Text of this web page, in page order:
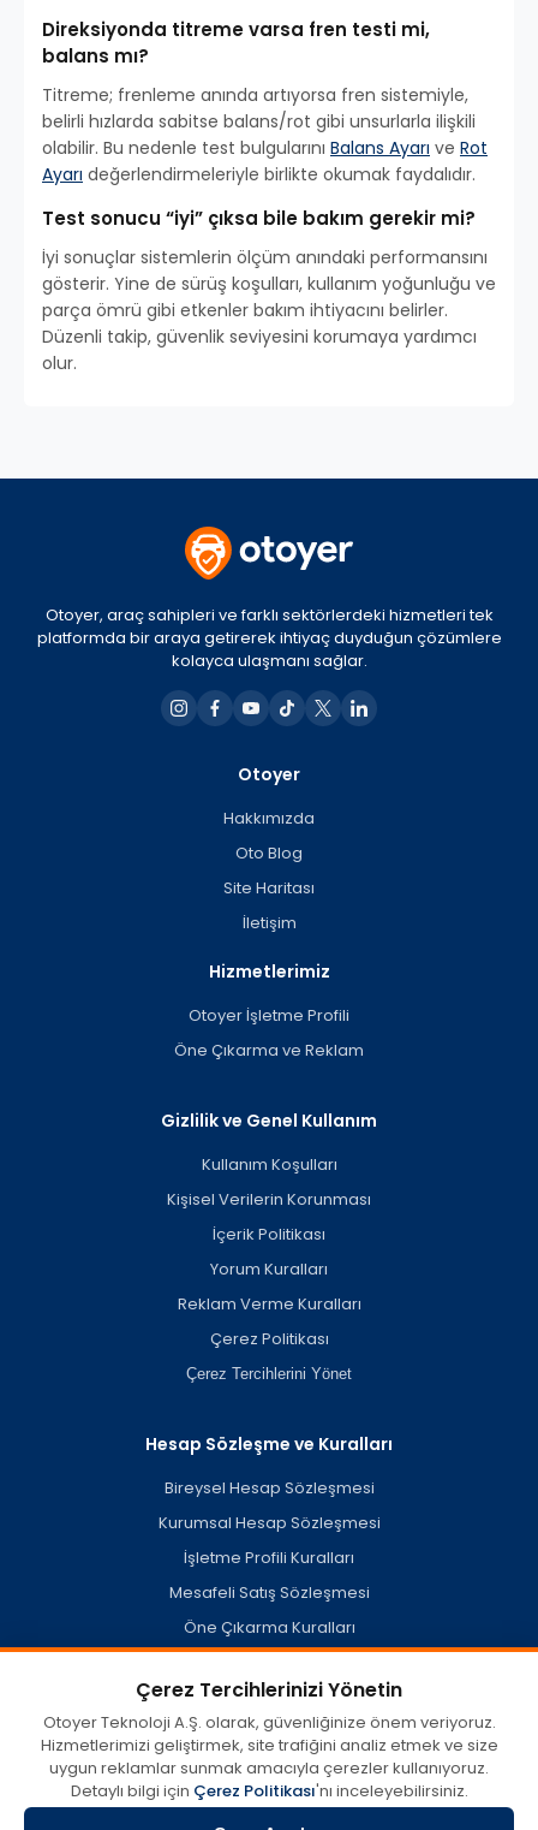
Direksiyonda titreme varsa fren testi mi,
balans mı?
Titreme; frenleme anında artıyorsa fren sistemiyle,
belirli hızlarda sabitse balans/rot gibi unsurlarla ilişkili
olabilir. Bu nedenle test bulgularını Balans Ayarı ve Rot
Ayarı değerlendirmeleriyle birlikte okumak faydalıdır.
Test sonucu “iyi” çıksa bile bakım gerekir mi?
İyi sonuçlar sistemlerin ölçüm anındaki performansını
gösterir. Yine de sürüş koşulları, kullanım yoğunluğu ve
parça ömrü gibi etkenler bakım ihtiyacını belirler.
Düzenli takip, güvenlik seviyesini korumaya yardımcı
olur.
Otoyer, araç sahipleri ve farklı sektörlerdeki hizmetleri tek
platformda bir araya getirerek ihtiyaç duyduğun çözümlere
kolayca ulaşmanı sağlar.
Otoyer
Hakkımızda
Oto Blog
Site Haritası
İletişim
Hizmetlerimiz
Otoyer İşletme Profili
Öne Çıkarma ve Reklam
Gizlilik ve Genel Kullanım
Kullanım Koşulları
Kişisel Verilerin Korunması
İçerik Politikası
Yorum Kuralları
Reklam Verme Kuralları
Çerez Politikası
Çerez Tercihlerini Yönet
Hesap Sözleşme ve Kuralları
Bireysel Hesap Sözleşmesi
Kurumsal Hesap Sözleşmesi
İşletme Profili Kuralları
Mesafeli Satış Sözleşmesi
Öne Çıkarma Kuralları
otoyer.com'da kullanıcılar tarafından oluşturulan veya açık
kaynaklardan derlenen misafir işletme profilleri dahil her türlü
içerik, görüş ve bilginin doğruluğu, eksiksizliği ve yasallığına dair
tüm sorumluluk münhasıran içeriği sağlayan tarafa aittir.
Çerez Tercihlerinizi Yönetin
Otoyer Teknoloji A.Ş. olarak, güvenliğinize önem veriyoruz.
Hizmetlerimizi geliştirmek, site trafiğini analiz etmek ve size
uygun reklamlar sunmak amacıyla çerezler kullanıyoruz.
Detaylı bilgi için Çerez Politikası'nı inceleyebilirsiniz.